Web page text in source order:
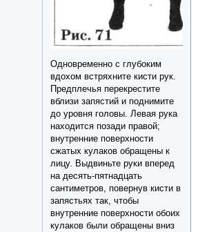
Одновременно с глубоким
вдохом встряхните кисти рук.
Предплечья перекрестите
вблизи запястий и поднимите
до уровня головы. Левая рука
находится позади правой;
внутренние поверхности
сжатых кулаков обращены к
лицу. Выдвиньте руки вперед
на десять-пятнадцать
сантиметров, повернув кисти в
запястьях так, чтобы
внутренние поверхности обоих
кулаков были обращены вниз